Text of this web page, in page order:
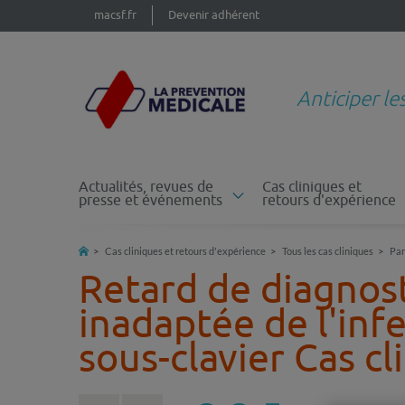
macsf.fr Devenir adhérent
Anticiper
Actualités, revues de
presse et événements
Cas cliniques et
retours d'expérience
Cas cliniques et retours d'expérience Tous les cas cliniques
Retard de
inadaptée de
sous-clavier Cas